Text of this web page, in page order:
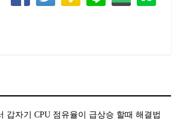
갑자기 CPU 점유율이 급상승 할때 해결법